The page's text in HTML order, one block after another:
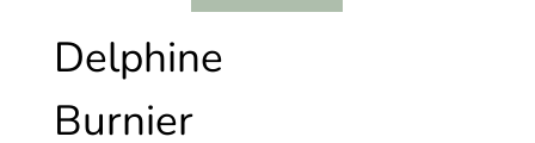
Delphine
Burnier